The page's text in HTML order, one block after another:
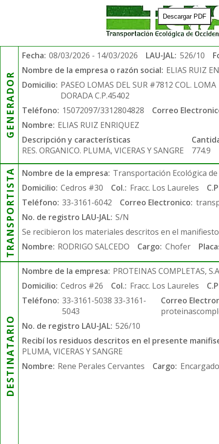
Descargar PDF
GENERADOR
Fecha: 08/03/2026 - 14/03/2026 LAU-JAL: 526/10
Nombre de la empresa o razón social: ELIAS RUIZ
Domicilio: PASEO LOMAS DEL SUR #7812 COL. LOMA
DORADA C.P.45402
Teléfono: 15072097/3312804828
Correo
Nombre: ELIAS RUIZ ENRIQUEZ
Descripción y características
RES. ORGANICO. PLUMA, VICERAS Y SANGRE
774.9
TRANSPORTISTA Nombre de la empresa: Transportación Ecológica de
Domicilio: Cedros #30 Col.: Fracc. Los Laureles
Teléfono: 33-3161-6042 Correo Electronico:
No. de registro LAU-JAL: S/N
Se recibieron los materiales descritos en el
Nombre: RODRIGO SALCEDO Cargo: Chofer
DESTINATARIO
Nombre de la empresa: PROTEINAS COMPLETAS,
Domicilio: Cedros #26 Col.: Fracc. Los Laureles
Teléfono: 33-3161-5038 33-3161-
5043
Correo
No. de registro LAU-JAL: 526/10
Recibí los residuos descritos en el presente
PLUMA, VICERAS Y SANGRE
Nombre: Rene Perales Cervantes Cargo: